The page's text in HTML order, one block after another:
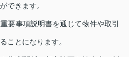
できます。
要事項説明書を通じて物件や取引
ことになります。